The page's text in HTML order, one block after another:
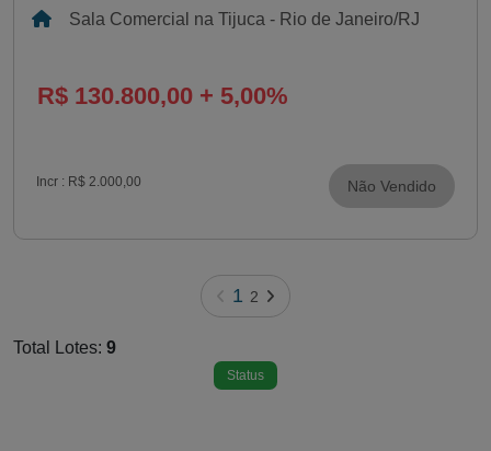
Sala Comercial na Tijuca - Rio de Janeiro/RJ
R$ 130.800,00 + 5,00%
Incr : R$ 2.000,00 Não Vendido
1 2
Total Lotes: 9
Status